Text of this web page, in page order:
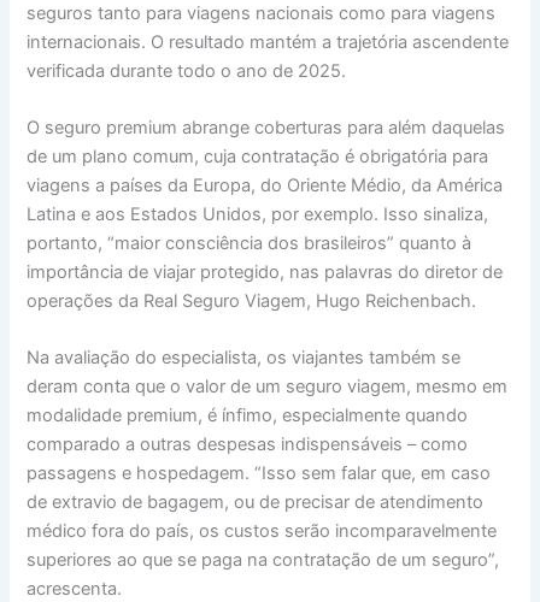
seguros tanto para viagens nacionais como para viagens
internacionais. O resultado mantém a trajetória ascendente
verificada durante todo o ano de 2025.
O seguro premium abrange coberturas para além daquelas
de um plano comum, cuja contratação é obrigatória para
viagens a países da Europa, do Oriente Médio, da América
Latina e aos Estados Unidos, por exemplo. Isso sinaliza,
portanto, “maior consciência dos brasileiros” quanto à
importância de viajar protegido, nas palavras do diretor de
operações da Real Seguro Viagem, Hugo Reichenbach.
Na avaliação do especialista, os viajantes também se
deram conta que o valor de um seguro viagem, mesmo em
modalidade premium, é ínfimo, especialmente quando
comparado a outras despesas indispensáveis – como
passagens e hospedagem. “Isso sem falar que, em caso
de extravio de bagagem, ou de precisar de atendimento
médico fora do país, os custos serão incomparavelmente
superiores ao que se paga na contratação de um seguro”,
acrescenta.